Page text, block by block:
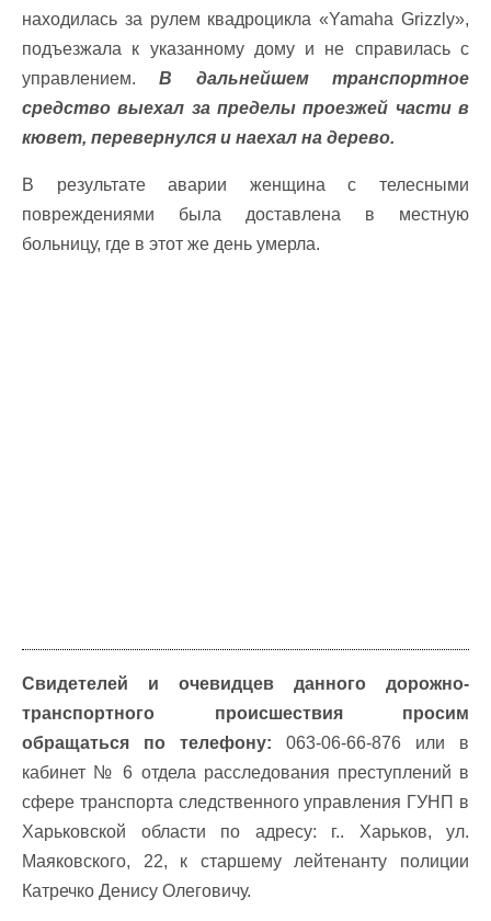
находилась за рулем квадроцикла «Yamaha Grizzly»,
подъезжала к указанному дому и не справилась с
управлением.В дальнейшем транспортное
средство выехал за пределы проезжей части в
кювет, перевернулся и наехал на дерево.
В результате аварии женщина с телесными
повреждениями была доставлена ​​в местную
больницу, где в этот же день умерла.
Свидетелей и очевидцев данного дорожно-
транспортного происшествия просим
обращаться по телефону: 063-06-66-876 или в
кабинет № 6 отдела расследования преступлений в
сфере транспорта следственного управления ГУНП в
Харьковской области по адресу: г.. Харьков, ул.
Маяковского, 22, к старшему лейтенанту полиции
Катречко Денису Олеговичу.